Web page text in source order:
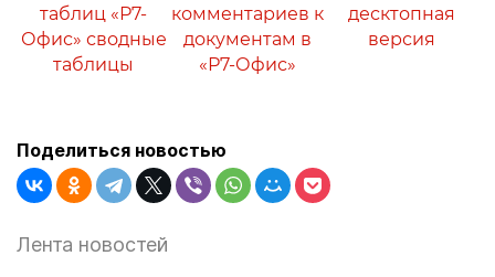
таблиц «Р7-
Офис» сводные
таблицы
комментариев к
документам в
«Р7-Офис»
десктопная
версия
Поделиться новостью
Лента новостей